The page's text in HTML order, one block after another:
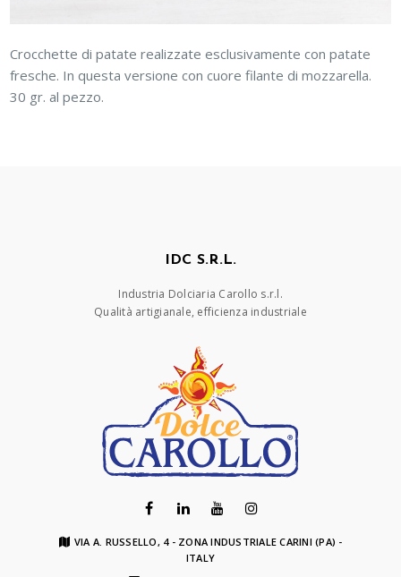
Crocchette di patate realizzate esclusivamente con patate
fresche. In questa versione con cuore filante di mozzarella.
30 gr. al pezzo.
IDC S.R.L.
Industria Dolciaria Carollo s.r.l.
Qualità artigianale, efficienza industriale
VIA A. RUSSELLO, 4 - ZONA INDUSTRIALE CARINI (PA) -
ITALY